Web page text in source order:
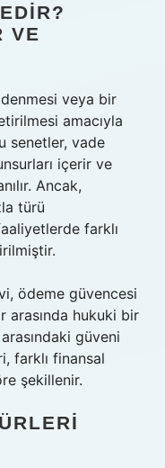
VE
veya bir
amacıyla
senetler, vade
içerir ve
Ancak,
türü
farklı
ödeme güvencesi
arasında hukuki bir
güveni
farklı finansal
şekillenir.